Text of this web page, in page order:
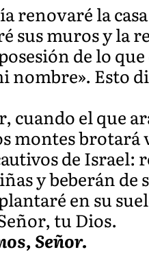
renovaré la
sus muros y la
de lo
Esto
cuando el que
montes
de
y beberán
en su
tu Dios.
Señor.